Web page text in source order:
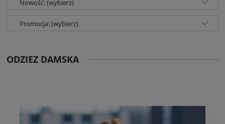
Nowość: (wybierz)
Promocja: (wybierz)
ODZIEZ DAMSKA